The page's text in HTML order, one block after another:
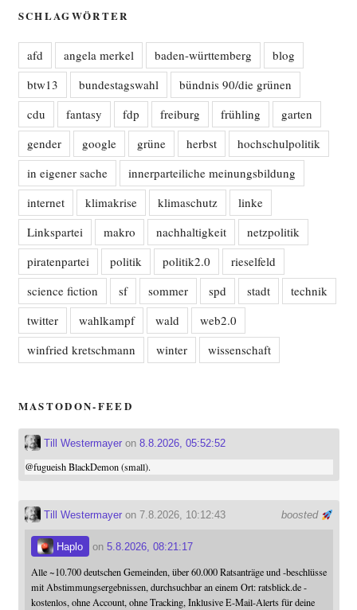
SCHLAGWÖRTER
afd angela merkel baden-württemberg
blog
btw13
bundestagswahl
bündnis 90/die grünen
cdu
fantasy fdp freiburg frühling
garten
gender
google grüne herbst
hochschulpolitik
in eigener sache
innerparteiliche meinungsbildung
internet
klimakrise klimaschutz
linke
Linkspartei
makro nachhaltigkeit
netzpolitik
piratenpartei
politik politik2.0
rieselfeld
science fiction
sf sommer spd stadt
technik
twitter
wahlkampf wald
web2.0
winfried kretschmann
winter wissenschaft
MASTODON-FEED
Till Westermayeron 8.8.2026, 05:52:52
@fugueishBlackDemon (small).
boosted
Till Westermayeron 7.8.2026, 10:12:43
Haplo on 5.8.2026, 08:21:17
Alle ~10.700 deutschen Gemeinden, über 60.000 Ratsanträge und -beschlüsse
mit Abstimmungsergebnissen, durchsuchbar an einem Ort: ratsblick.de -
kostenlos, ohne Account, ohne Tracking, Inklusive E-Mail-Alerts für deine